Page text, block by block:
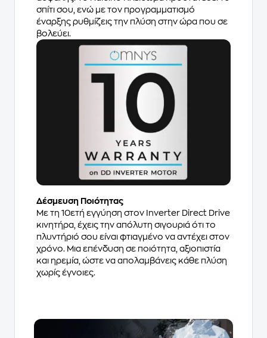
σπίτι σου, ενώ με τον προγραμματισμό
έναρξης ρυθμίζεις την πλύση στην ώρα που σε
βολεύει.
Δέσμευση Ποιότητας
Με τη 10ετή εγγύηση στον Inverter Direct Drive
κινητήρα, έχεις την απόλυτη σιγουριά ότι το
πλυντήριό σου είναι φτιαγμένο να αντέχει στον
χρόνο. Μια επένδυση σε ποιότητα, αξιοπιστία
και ηρεμία, ώστε να απολαμβάνεις κάθε πλύση
χωρίς έγνοιες.